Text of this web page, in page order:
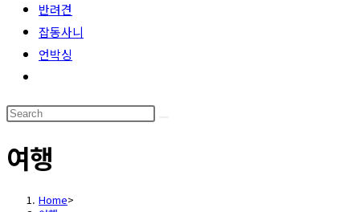
반려견
잡동사니
언박싱
search
Search
website
여행
Home>